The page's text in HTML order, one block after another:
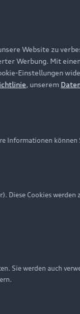
Barrierefreiheit
abweichen.
Website zu
Werbung. Mit
Einstellungen
, unserem
Informationen können
Diese Cookies werden
Sie werden auch